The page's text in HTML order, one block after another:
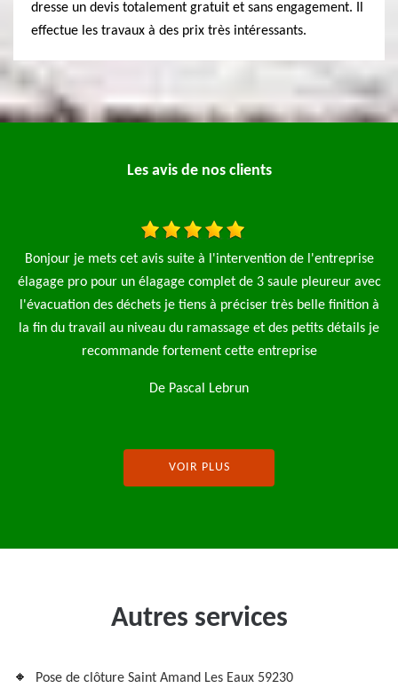
dresse un devis totalement gratuit et sans engagement. Il
effectue les travaux à des prix très intéressants.
Les avis de nos clients
de l'entreprise
saule pleureur avec
très belle finition à
des petits détails je
J'ai fait appel à l'entreprise MP Elagage
arbre ils sont intervenu rapidement je
De Tony
VOIR PLUS
Autres services
Pose de clôture Saint Amand Les Eaux 59230